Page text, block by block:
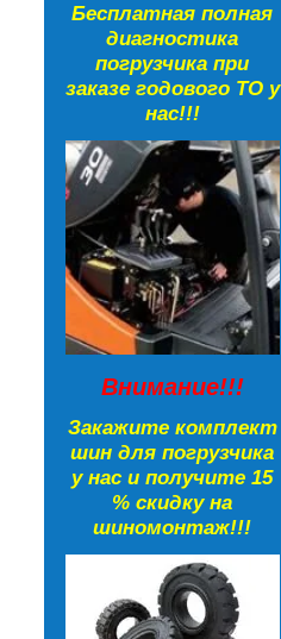
Бесплатная полная
диагностика
погрузчика при
заказе годового ТО у
нас!!!
Внимание!!!
Закажите комплект
шин для погрузчика
у нас и получите 15
% скидку на
шиномонтаж!!!